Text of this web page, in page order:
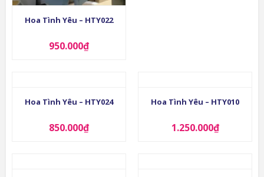
Hoa Tình Yêu – HTY022
950.000₫
Hoa Tình Yêu – HTY024
850.000₫
Hoa Tình Yêu – HTY010
1.250.000₫